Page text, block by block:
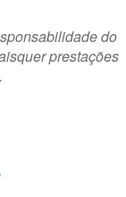
do
prestações